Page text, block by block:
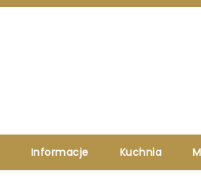
Informacje Kuchnia